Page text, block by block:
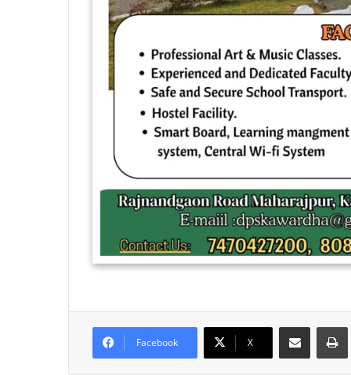
Facebook X
Share via Email